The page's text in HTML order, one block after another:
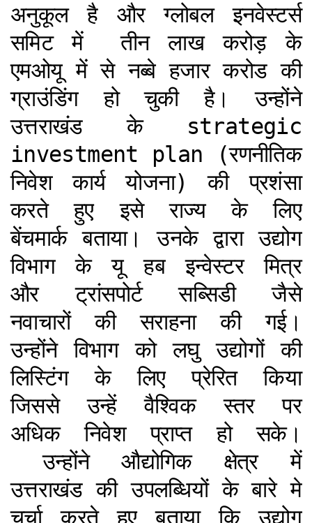
अनुकूल है और ग्लोबल इनवेस्टर्स
समिट में तीन लाख करोड़ के
एमओयू में से नब्बे हजार करोड की
ग्राउंडिंग हो चुकी है। उन्होंने
उत्तराखंड के strategic
investment plan (रणनीतिक
निवेश कार्य योजना) की प्रशंसा
करते हुए इसे राज्य के लिए
बेंचमार्क बताया। उनके द्वारा उद्योग
विभाग के यू हब इन्वेस्टर मित्र
और ट्रांसपोर्ट सब्सिडी जैसे
नवाचारों की सराहना की गई।
उन्होंने विभाग को लघु उद्योगों की
लिस्टिंग के लिए प्रेरित किया
जिससे उन्हें वैश्विक स्तर पर
अधिक निवेश प्राप्त हो सके।
उन्होंने औद्योगिक क्षेत्र में
उत्तराखंड की उपलब्धियों के बारे मे
चर्चा करते हुए बताया कि उद्योग